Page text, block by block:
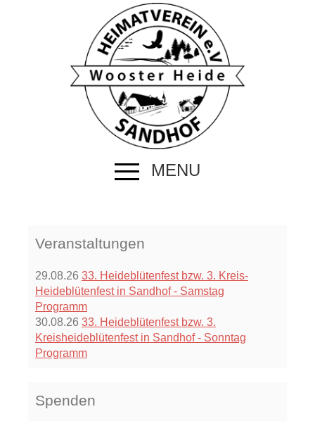
MENU
Veranstaltungen
29.08.26 33. Heideblütenfest bzw. 3. Kreis-
Heideblütenfest in Sandhof - Samstag
Programm
30.08.26 33. Heideblütenfest bzw. 3.
Kreisheideblütenfest in Sandhof - Sonntag
Programm
Spenden